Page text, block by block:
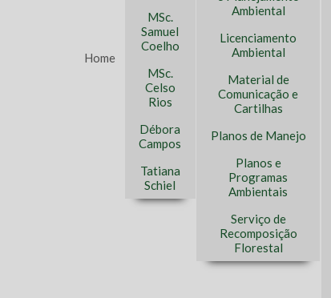
Home
MSc.
Samuel
Coelho
MSc.
Celso
Rios
Débora
Campos
Tatiana
Schiel
Ambiental
Licenciamento
Ambiental
Material de
Comunicação e
Cartilhas
Planos de Manejo
Planos e
Programas
Ambientais
Serviço de
Recomposição
Florestal